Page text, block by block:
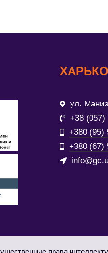
ул.
+38 (057)
+380 (95)
+380 (67)